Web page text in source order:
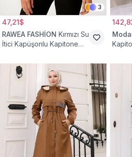
3
47,21$
RAWEA FASHİON Kırmızı Su
İtici Kapüşonlu Kapitone